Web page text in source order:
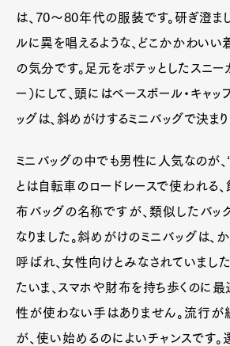
は、70〜80年代の服装です。研ぎ澄ま
ルに異を唱えるような、どこかかわいい
の気分です。足元をボテッとしたスニー
ー）にして、頭にはベースボール・キャッ
ッグは、斜めがけするミニバッグで決まり
ミニバッグの中でも男性に人気なのが、
とは自転車のロードレースで使われる
布バッグの名称ですが、類似したバ
なりました。斜めがけのミニバッグは、
呼ばれ、女性向けとみなされていまし
たいま、スマホや財布を持ち歩くのに最
性が使わない手はありません。流行
が、使い始めるのによいチャンスです。